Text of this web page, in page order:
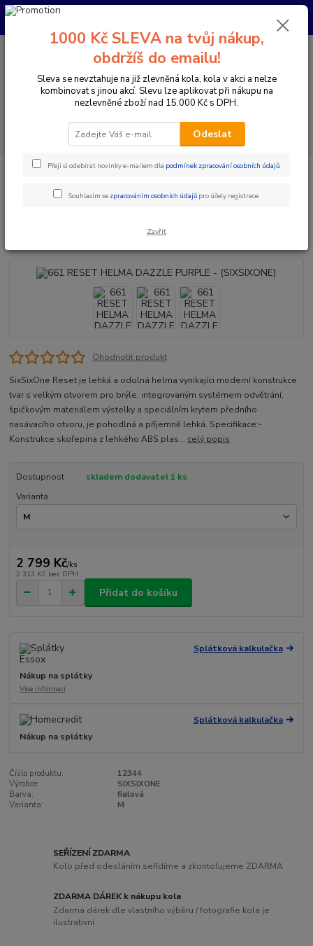
Pro nachystání kola / doplňků na prodejně si prosím zavolejte dopředu.
Menu
CZK
PO-PÁ 10:00-17:00 | SO: 9:00-12:00
Doplňky a helmy Cyklistické helmy Integrální helmy
PURPLE - (SIXSIXONE)
Ohodnotit produkt
SixSixOne Reset je lehká a odolná helma vynikajíci moderní konstrukce
tvar s velkým otvorem pro brýle, integrovaným systémem odvětrání,
špičkovým materiálem výstelky a speciálním krytem předního
nasávacího otvoru, je pohodlná a příjemně lehká. Specifikace:-
Konstrukce skořepina z lehkého ABS plas... celý popis
Dostupnost
skladem dodavatel 1 ks
Varianta
2 799 Kč/ks
2 313 Kč bez DPH
Přidat do košíku
Splátková kalkulačka
Nákup na splátky
Více informací
Splátková kalkulačka
Nákup na splátky
Číslo produktu:
12344
Výrobce:
SIXSIXONE
Barva:
fialová
Varianta:
M
SEŘÍZENÍ ZDARMA
Kolo před odesláním seřídíme a zkontolujeme ZDARMA
ZDARMA DÁREK k nákupu kola
Zdarma dárek dle vlastního výběru / fotografie kola je
ilustrativní
1000 Kč SLEVA na tvůj nákup,
obdržíš do emailu!
Sleva se nevztahuje na již zlevněná kola, kola v akci a nelze
kombinovat s jinou akcí. Slevu lze aplikovat při nákupu na
nezlevněné zboží nad 15.000 Kč s DPH.
Odeslat
Přeji si odebírat novinky e-mailem dle podmínek zpracování osobních údajů.
Souhlasím se zpracováním osobních údajů pro účely registrace.
Zavřít